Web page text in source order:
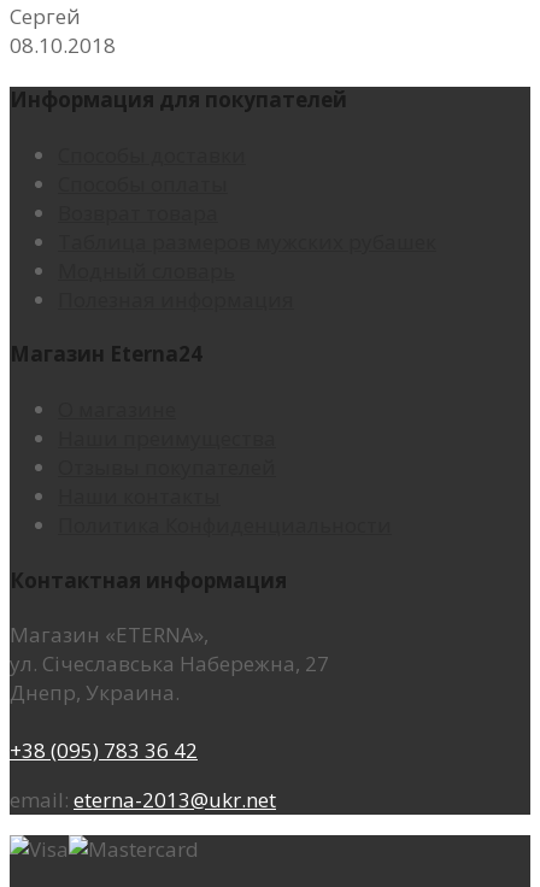
Сергей
08.10.2018
Информация для покупателей
Магазин Eterna24
Контактная информация
Магазин «ETERNA»,
ул. Січеславська Набережна, 27
Днепр, Украина.
+38 (095) 783 36 42
email: eterna-2013@ukr.net